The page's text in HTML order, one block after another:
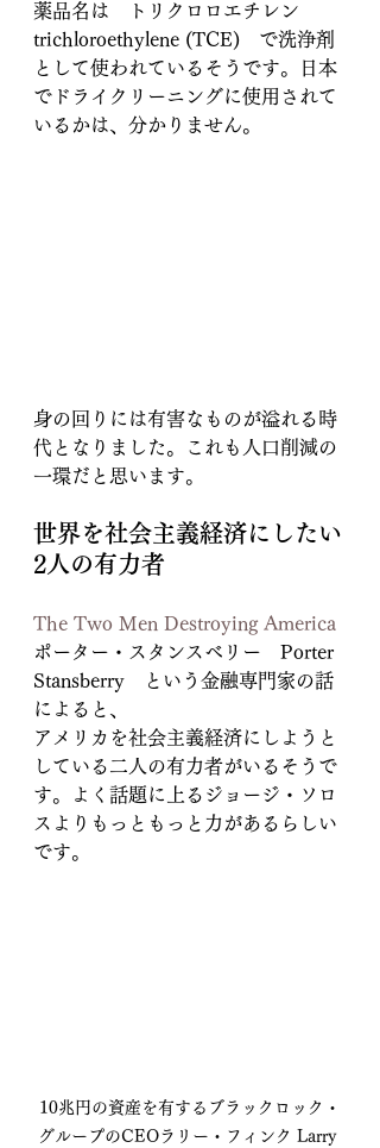
薬品名は　トリクロロエチレン
trichloroethylene (TCE)　で洗浄剤
として使われているそうです。日本
でドライクリーニングに使用されて
いるかは、分かりません。
身の回りには有害なものが溢れる時
代となりました。これも人口削減の
一環だと思います。
世界を社会主義経済にしたい
2人の有力者
The Two Men Destroying America
ポーター・スタンスベリー　Porter
Stansberry　という金融専門家の話
によると、
アメリカを社会主義経済にしようと
している二人の有力者がいるそうで
す。よく話題に上るジョージ・ソロ
スよりもっともっと力があるらしい
です。
10兆円の資産を有するブラックロック・
グループのCEOラリー・フィンク Larry